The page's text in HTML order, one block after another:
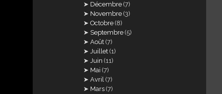
Décembre (7)
Novembre (3)
Octobre (8)
Septembre (5)
Août (7)
Juillet (1)
Juin (11)
Mai (7)
Avril (7)
Mars (7)